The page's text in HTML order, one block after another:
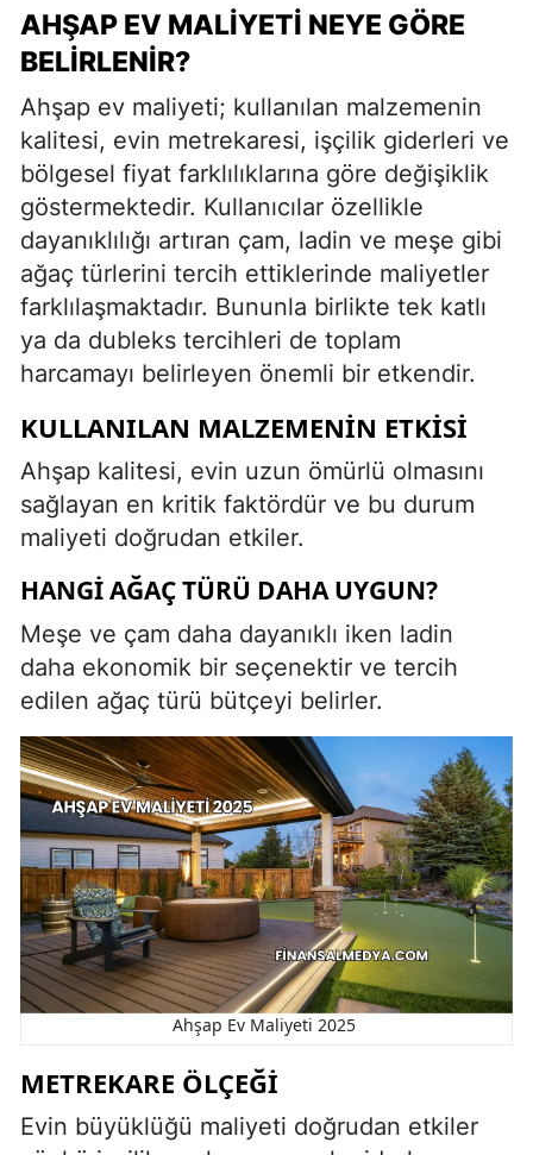
AHŞAP EV MALIYETI NEYE GÖRE
BELIRLENIR?
Ahşap ev maliyeti; kullanılan malzemenin
kalitesi, evin metrekaresi, işçilik giderleri ve
bölgesel fiyat farklılıklarına göre değişiklik
göstermektedir. Kullanıcılar özellikle
dayanıklılığı artıran çam, ladin ve meşe gibi
ağaç türlerini tercih ettiklerinde maliyetler
farklılaşmaktadır. Bununla birlikte tek katlı
ya da dubleks tercihleri de toplam
harcamayı belirleyen önemli bir etkendir.
KULLANILAN MALZEMENIN ETKISI
Ahşap kalitesi, evin uzun ömürlü olmasını
sağlayan en kritik faktördür ve bu durum
maliyeti doğrudan etkiler.
HANGI AĞAÇ TÜRÜ DAHA UYGUN?
Meşe ve çam daha dayanıklı iken ladin
daha ekonomik bir seçenektir ve tercih
edilen ağaç türü bütçeyi belirler.
Ahşap Ev Maliyeti 2025
METREKARE ÖLÇEĞI
Evin büyüklüğü maliyeti doğrudan etkiler